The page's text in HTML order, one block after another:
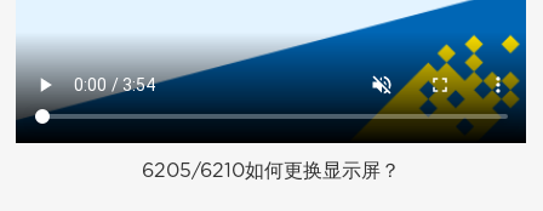
6205/6210如何更换显示屏？